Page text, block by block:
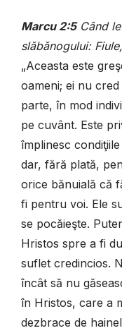
Marcu 2:5Când
slăbănogului:
„Aceasta este
oameni; ei nu
parte, în mod
pe cuvânt. Este
împlinesc
dar, fără plată,
orice bănuială că
fi pentru voi. Ele
se pocăieşte.
Hristos spre a fi
suflet credincios.
încât să nu
în Hristos, care a
dezbrace de